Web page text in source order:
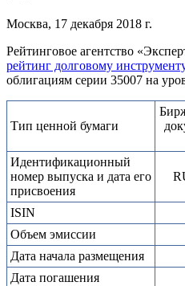
Москва, 17 декабря 2018 г.
Рейтинговое агентство
рейтинг долговому
облигациям серии 35007 на
Тип ценной бумаги
Идентификационный
номер выпуска и дата его
присвоения
ISIN
Объем эмиссии
Дата начала размещения
Дата погашения